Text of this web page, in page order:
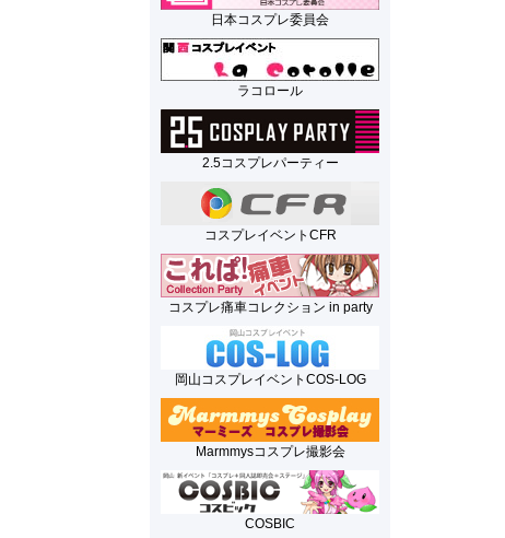
日本コスプレ委員会
ラコロール
2.5コスプレパーティー
コスプレイベントCFR
コスプレ痛車コレクション in party
岡山コスプレイベントCOS-LOG
Marmmysコスプレ撮影会
COSBIC